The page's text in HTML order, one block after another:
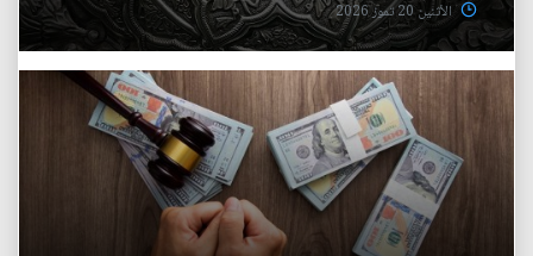
الأثنين 20 تموز 2026